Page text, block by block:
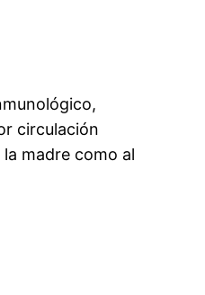
circulación
madre como al